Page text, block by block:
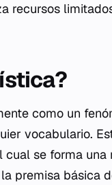
recursos
como un
vocabulario.
se forma una
premisa básica